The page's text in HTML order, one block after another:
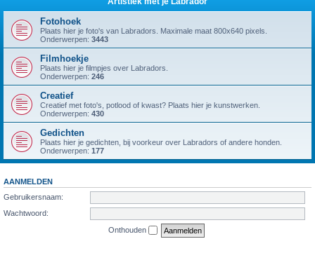
Fotohoek
Plaats hier je foto's van Labradors. Maximale maat 800x640 pixels.
Onderwerpen: 3443
Filmhoekje
Plaats hier je filmpjes over Labradors.
Onderwerpen: 246
Creatief
Creatief met foto's, potlood of kwast? Plaats hier je kunstwerken.
Onderwerpen: 430
Gedichten
Plaats hier je gedichten, bij voorkeur over Labradors of andere honden.
Onderwerpen: 177
AANMELDEN
Gebruikersnaam:
Wachtwoord:
Onthouden